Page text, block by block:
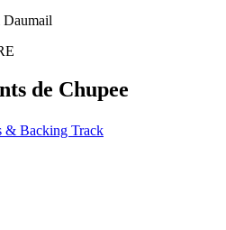
Daumail
de Chupee
& Backing Track